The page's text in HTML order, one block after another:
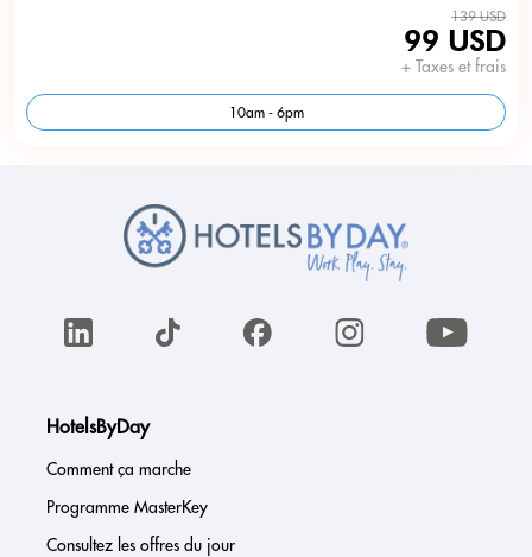
139 USD
99 USD
+ Taxes et frais
10am - 6pm
HotelsByDay
Comment ça marche
Programme MasterKey
Consultez les offres du jour